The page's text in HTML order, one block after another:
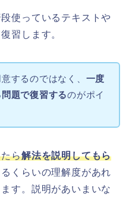
使っているテキストや
習します。
するのではなく、 一度
題で復習するのがポイ
ら解法を説明してもら
くらいの理解度があれ
す。説明があいまいな